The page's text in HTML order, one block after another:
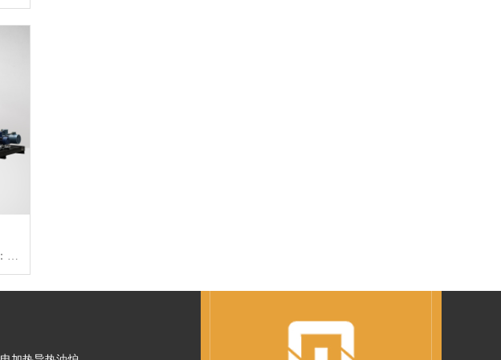
温度范围：-30-300℃控温精度：±1℃传热媒介：水/导热油/乙二醇控制类型：接触器/固态继电器